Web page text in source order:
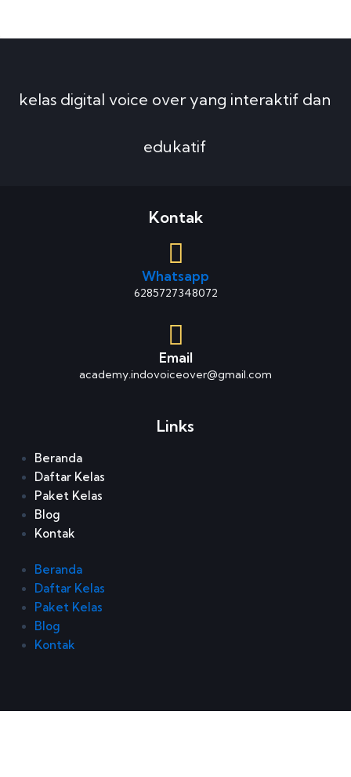
kelas digital voice over yang interaktif dan
edukatif
Kontak
Whatsapp
6285727348072
Email
academy.indovoiceover@gmail.com
Links
Beranda
Daftar Kelas
Paket Kelas
Blog
Kontak
Beranda
Daftar Kelas
Paket Kelas
Blog
Kontak